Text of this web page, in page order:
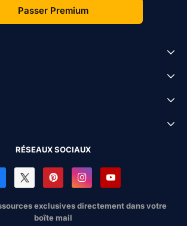
Passer Premium
RÉSEAUX SOCIAUX
exclusives directement dans votre
boîte mail